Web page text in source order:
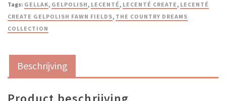
Tags: GELLAK, GELPOLISH, LECENTÉ, LECENTÉ CREATE, LECENTÉ
CREATE GELPOLISH FAWN FIELDS, THE COUNTRY DREAMS
COLLECTION
Beschrijving